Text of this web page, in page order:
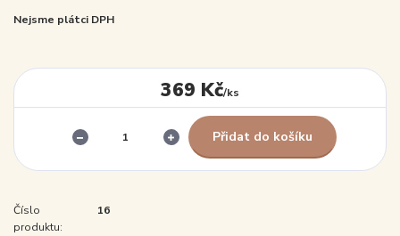
Nejsme plátci DPH
369 Kč/ks
Přidat do košíku
Číslo
produktu:
16